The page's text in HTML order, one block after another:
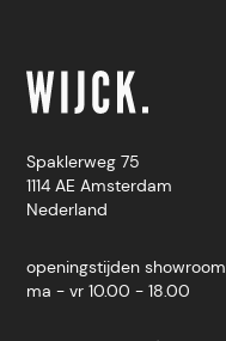
Spaklerweg 75
1114 AE Amsterdam
Nederland
openingstijden showroom
ma - vr 10.00 - 18.00